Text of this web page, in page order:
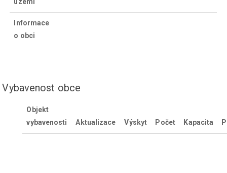
území
Informace
o obci
Vybavenost obce
Objekt
vybavenosti
Aktualizace Výskyt Počet Kapacita